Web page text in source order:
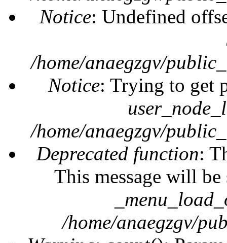
Notice: Undefined
/home/anaegzgv/
Notice: Trying to get
/home/anaegzgv/
Deprecated function:
This message will
/home/anaegzgv/